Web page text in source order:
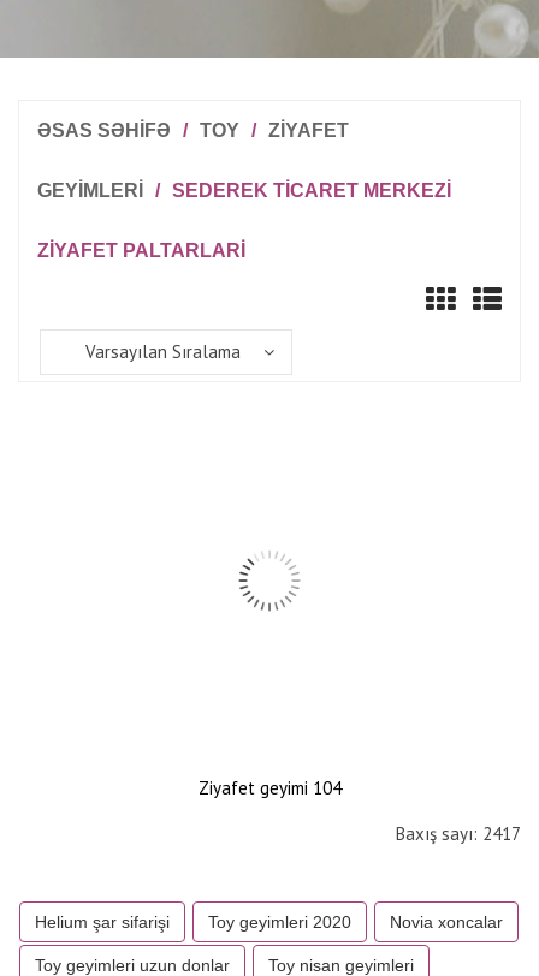
ƏSAS SƏHİFƏ / TOY / ZIYAFET
GEYIMLERI / SEDEREK TICARET MERKEZI
ZIYAFET PALTARLARI
Varsayılan Sıralama
Ziyafet geyimi 104
Baxış sayı: 2417
Helium şar sifarişi Toy geyimleri 2020 Novia xoncalar
Toy geyimleri uzun donlar Toy nisan geyimleri